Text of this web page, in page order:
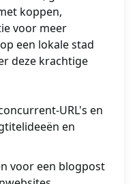
koppen,
voor meer
een lokale stad
deze krachtige
URL's en
en
voor een blogpost